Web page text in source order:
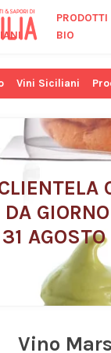
PRODOTTI
BIO
Vini Siciliani
AGOSTO
Vino